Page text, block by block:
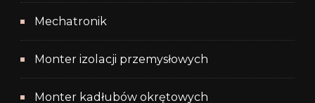
Mechatronik
Monter izolacji przemysłowych
Monter kadłubów okrętowych